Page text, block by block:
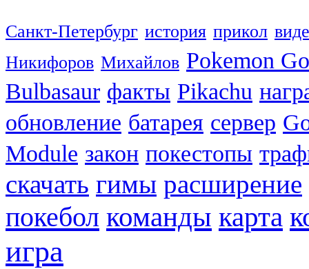
Санкт-Петербург история прикол
Никифоров Михайлов Pokemon Go
Bulbasaur факты Pikachu
обновление батарея сервер
Module закон покестопы
скачать гимы расширение
покебол команды карта
игра